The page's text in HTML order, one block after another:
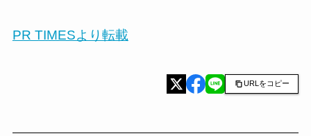
PR TIMESより転載
URLをコピー